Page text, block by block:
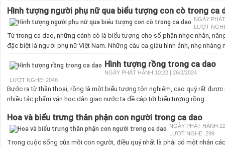
Hình tượng người phụ nữ qua biểu tượng con cò trong ca
NGÀY
LƯỢT
Từ trong ca dao, những cánh cò là biểu tượng cho số phận nhọc nhằn,
đặc biệt là người phụ nữ Việt Nam. Những câu ca giàu hình ảnh, nhẹ
Hình tượng rồng trong ca dao
NGÀY PHÁT HÀNH 10:22 | 26/2/2024
LƯỢT NGHE: 2048
Bước ra từ thần thoại, rồng là một biểu tượng tôn nghiêm, cao quý rất
nhiều tác phẩm văn học dân gian nước ta đề cập tới biểu tượng rồng.
Hoa và biểu trưng thân phận con người trong ca dao
NGÀY PHÁT HÀNH
LƯỢT NGHE: 299
Trong cuộc sống của mỗi con người, điều quý nhất là phải có một nhân